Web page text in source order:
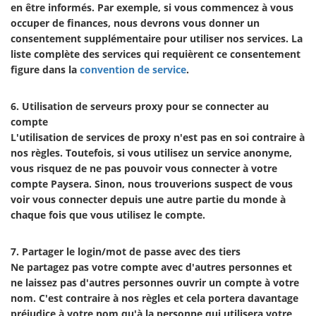
en être informés. Par exemple, si vous commencez à vous
occuper de finances, nous devrons vous donner un
consentement supplémentaire pour utiliser nos services. La
liste complète des services qui requièrent ce consentement
figure dans la convention de service.
6. Utilisation de serveurs proxy pour se connecter au
compte
L'utilisation de services de proxy n'est pas en soi contraire à
nos règles. Toutefois, si vous utilisez un service anonyme,
vous risquez de ne pas pouvoir vous connecter à votre
compte Paysera. Sinon, nous trouverions suspect de vous
voir vous connecter depuis une autre partie du monde à
chaque fois que vous utilisez le compte.
7. Partager le login/mot de passe avec des tiers
Ne partagez pas votre compte avec d'autres personnes et
ne laissez pas d'autres personnes ouvrir un compte à votre
nom. C'est contraire à nos règles et cela portera davantage